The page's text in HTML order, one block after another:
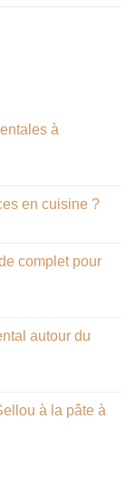
à
en cuisine ?
complet pour
autour du
à la pâte à